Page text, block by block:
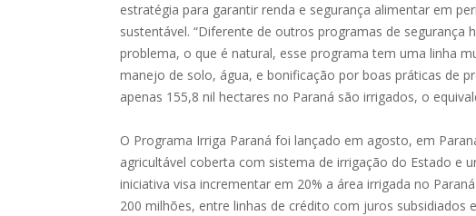
estratégia para garantir renda e segurança alimentar em
sustentável. “Diferente de outros programas de segurança
problema, o que é natural, esse programa tem uma linha
manejo de solo, água, e bonificação por boas práticas de
apenas 155,8 nil hectares no Paraná são irrigados, o
O Programa Irriga Paraná foi lançado em agosto, em
agricultável coberta com sistema de irrigação do Estado e
iniciativa visa incrementar em 20% a área irrigada no
200 milhões, entre linhas de crédito com juros subsidiados